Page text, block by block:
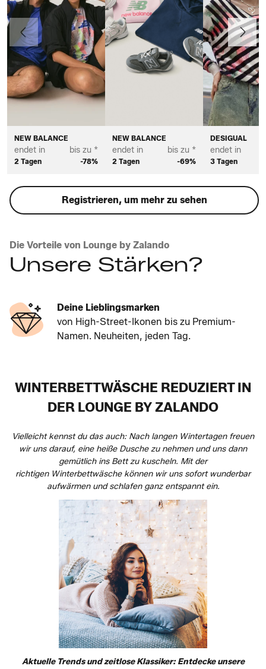
NEW BALANCE
endet in
2 Tagen
bis zu *
-78%
NEW BALANCE
endet in
2 Tagen
bis zu *
-69%
DESIGUAL
endet in
3 Tagen
Vorherige Weiter
Registrieren, um mehr zu sehen
Die Vorteile von Lounge by Zalando
Unsere Stärken?
Deine Lieblingsmarken
von High-Street-Ikonen bis zu Premium-
Namen. Neuheiten, jeden Tag.
WINTERBETTWÄSCHE REDUZIERT IN
DER LOUNGE BY ZALANDO
Vielleicht kennst du das auch: Nach langen Wintertagen freuen
wir uns darauf, eine heiße Dusche zu nehmen und uns dann
gemütlich ins Bett zu kuscheln. Mit der
richtigen Winterbettwäsche können wir uns sofort wunderbar
aufwärmen und schlafen ganz entspannt ein.
Aktuelle Trends und zeitlose Klassiker: Entdecke unsere